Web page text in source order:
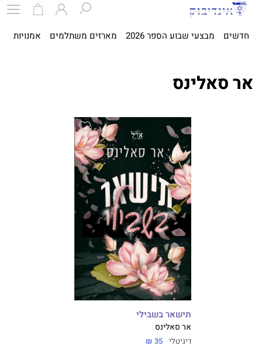
חדשים מבצעי שבוע הספר 2026 מארזים משתלמים אמנויות
אר סאלינס
תישאר בשבילי
אר סאלינס
דיגיטלי 35 ₪